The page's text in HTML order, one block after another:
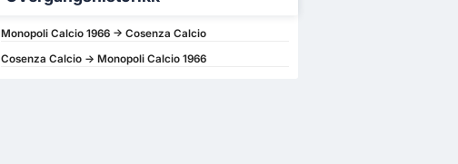
Monopoli Calcio 1966 -> Cosenza Calcio
Cosenza Calcio -> Monopoli Calcio 1966